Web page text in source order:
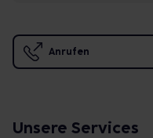
Anrufen
Unsere Services